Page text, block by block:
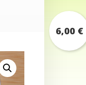
6,00 €